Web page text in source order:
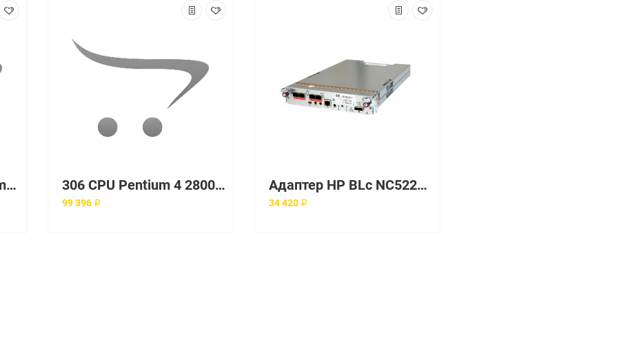
305 (x305) CPU Pentium 4 2800/533/512, RAM PC2100 ECC DDR SDRAM RDIMM 256Mb, HDD 40GB IDE, CD, Int. Gigabit Ethernet 10/100/1000Мб/с, Power 1x220W, Rack 1U 306 CPU Pentium 4 2800/1MB/800, 512Mb PC3200 ECC DDR SDRAM RDIMM, Int. Single Channel SCSI U320 Controller, HDD 36.4Gb 10K Ultra320 SCSI, Int. DP Gigabit Ethernet, 300W, Rack 1U.
99 396 ₽
Адаптер HP BLc NC522m NIC Adapter Opt Kit (466309-001)
34 420 ₽